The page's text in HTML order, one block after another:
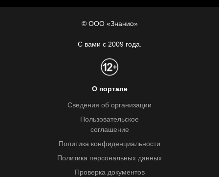
© ООО «Знанио»
С вами с 2009 года.
О портале
Сведения об организации
Пользовательское
соглашение
Политика конфиденциальности
Политика персональных данных
Проверка документов